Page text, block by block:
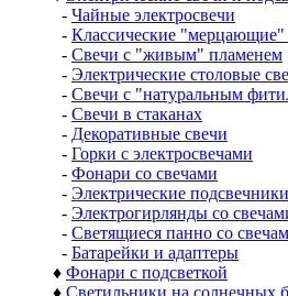
- Чайные электросвечи
- Классические "мерцающие"
- Свечи с "живым" пламенем
- Электрические столовые
- Свечи с "натуральным
- Свечи в стаканах
- Декоративные свечи
- Горки с электросвечами
- Фонари со свечами
- Электрические подсвечники
- Электрогирлянды со
- Светящиеся панно со
- Батарейки и адаптеры
♦ Фонари с подсветкой
♦ Светильники на солнечных